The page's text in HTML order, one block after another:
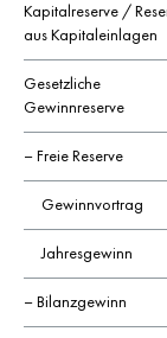
Kapitalreserve /
aus Kapitaleinlagen
Gesetzliche
Gewinnreserve
– Freie Reserve
Gewinnvortrag
Jahresgewinn
– Bilanzgewinn